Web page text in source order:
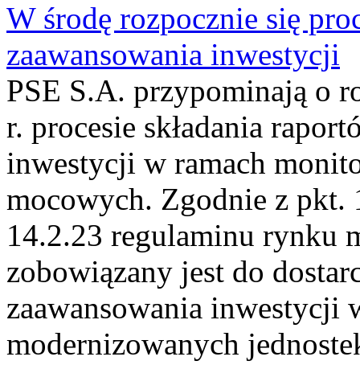
W środę rozpocznie się
zaawansowania inwestycji
PSE S.A. przypominają o
r. procesie składania
inwestycji w ramach
mocowych. Zgodnie z pkt.
14.2.23 regulaminu rynku
zobowiązany jest do
zaawansowania
modernizowanych